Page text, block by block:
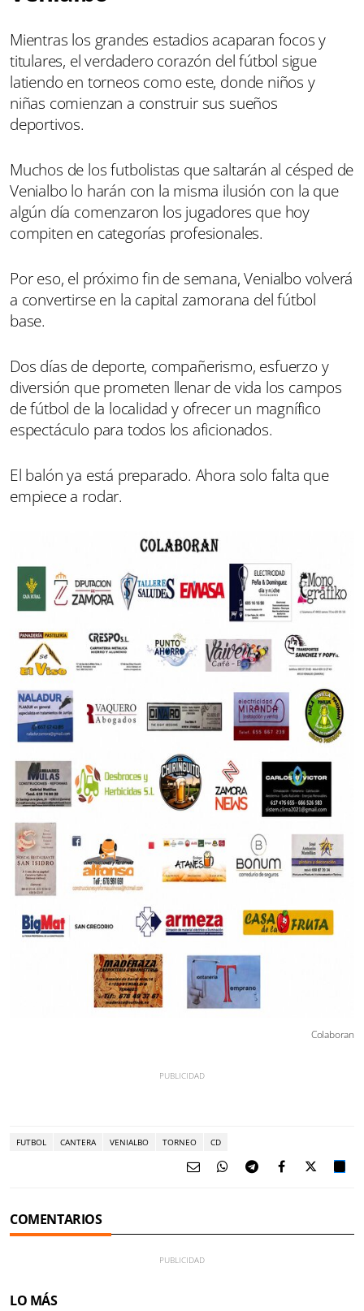
Mientras los grandes estadios acaparan focos y
titulares, el verdadero corazón del fútbol sigue
latiendo en torneos como este, donde niños y
niñas comienzan a construir sus sueños
deportivos.
Muchos de los futbolistas que saltarán al césped de
Venialbo lo harán con la misma ilusión con la que
algún día comenzaron los jugadores que hoy
compiten en categorías profesionales.
Por eso, el próximo fin de semana, Venialbo volverá
a convertirse en la capital zamorana del fútbol
base.
Dos días de deporte, compañerismo, esfuerzo y
diversión que prometen llenar de vida los campos
de fútbol de la localidad y ofrecer un magnífico
espectáculo para todos los aficionados.
El balón ya está preparado. Ahora solo falta que
empiece a rodar.
Colaboran
FUTBOL CANTERA VENIALBO TORNEO CD
COMENTARIOS
LO MÁS